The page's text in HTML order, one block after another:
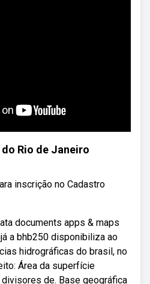
Rio de Janeiro
inscrição no Cadastro
documents apps & maps
a bhb250 disponibiliza ao
hidrográficas do brasil, no
Área da superfície
de. Base geográfica